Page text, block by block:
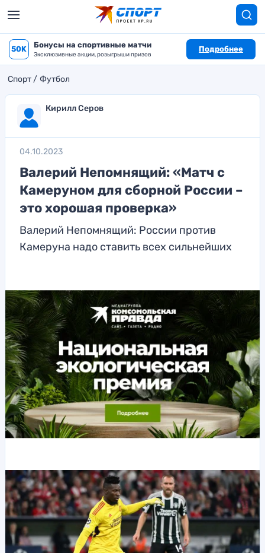
50K Бонусы на спортивные матчи
Эксклюзивные акции, розыгрыши призов
Подробнее
Спорт Футбол
Кирилл Серов
04.10.2023
Валерий Непомнящий: «Матч с
Камеруном для сборной России –
это хорошая проверка»
Валерий Непомнящий: России против
Камеруна надо ставить всех сильнейших